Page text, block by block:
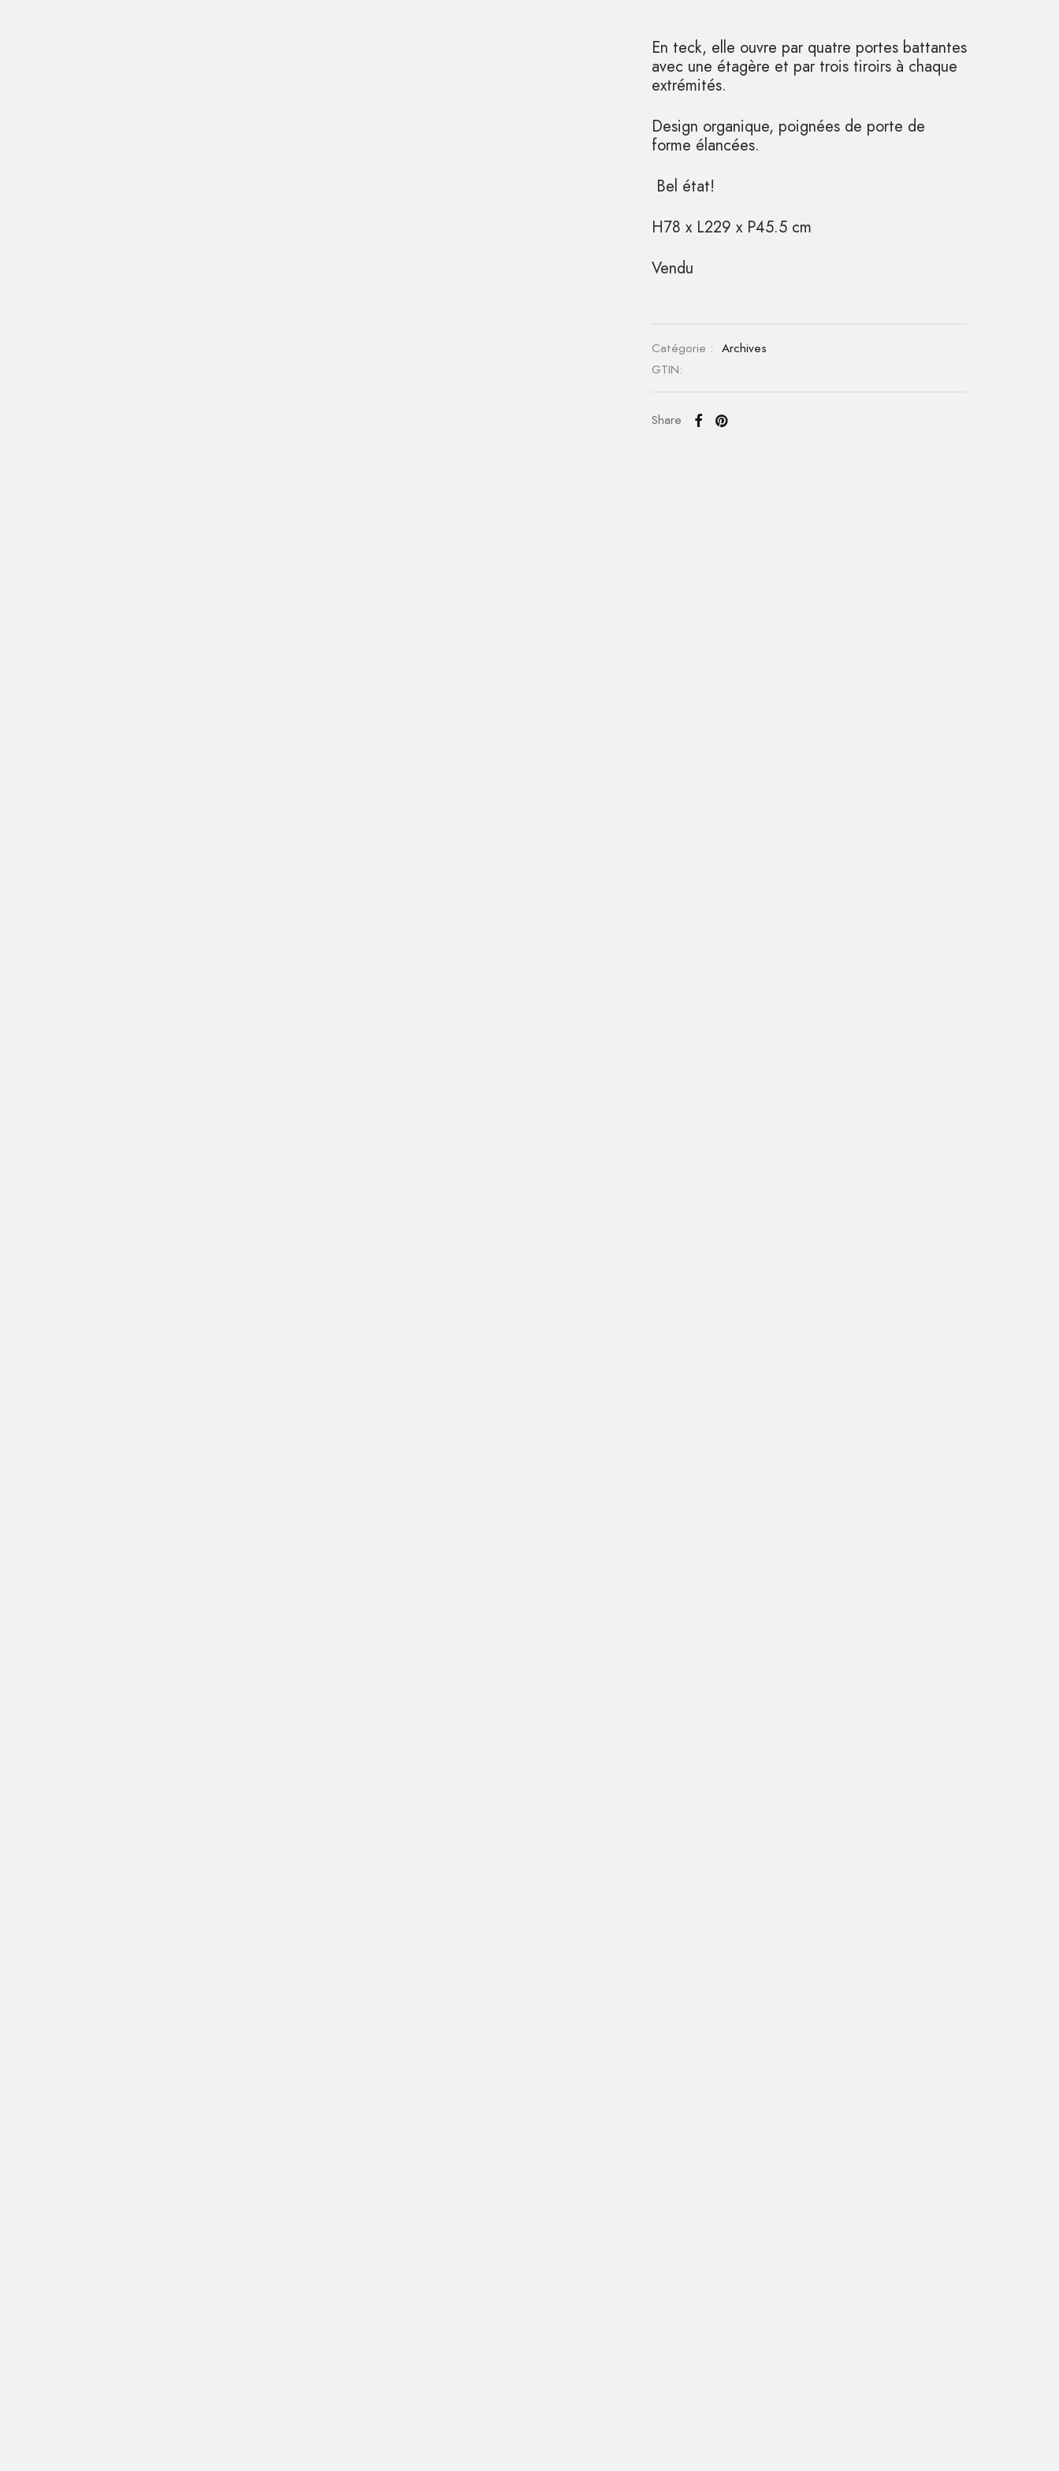
En teck, elle ouvre par quatre portes battantes
avec une étagère et par trois tiroirs à chaque
extrémités.
Design organique, poignées de porte de
forme élancées.
Bel état!
H78 x L229 x P45.5 cm
Vendu
Catégorie : Archives
GTIN:
Share